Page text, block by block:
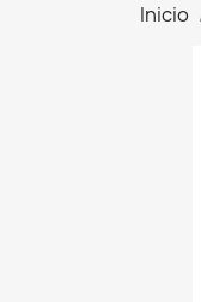
Inicio